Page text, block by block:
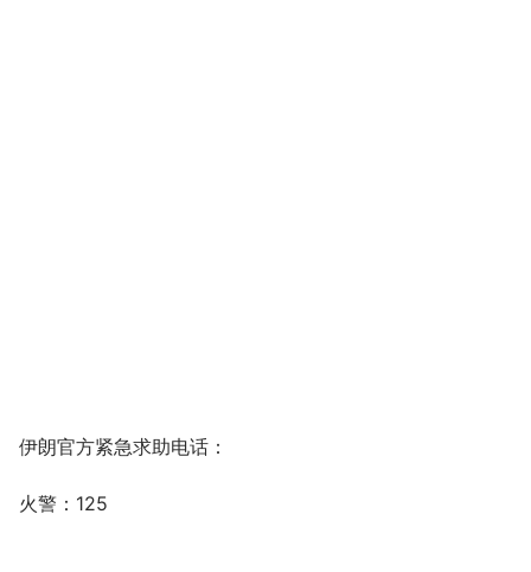
伊朗官方紧急求助电话：
火警：125